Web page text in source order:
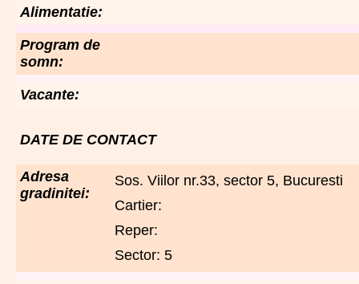
Alimentatie:
Program de
somn:
Vacante:
DATE DE CONTACT
Adresa
gradinitei:
Sos. Viilor nr.33, sector 5, Bucuresti
Cartier:
Reper:
Sector: 5